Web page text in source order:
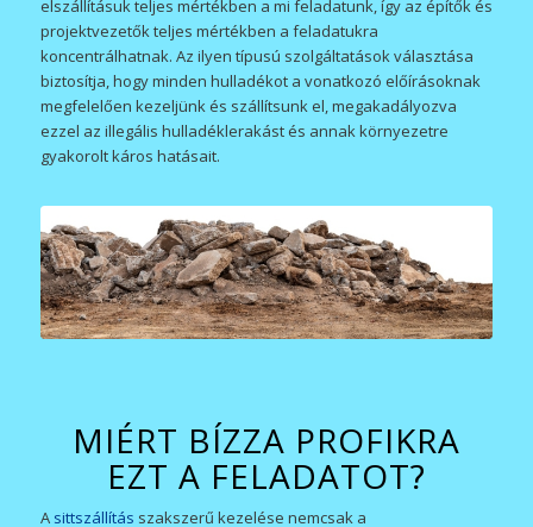
elszállításuk teljes mértékben a mi feladatunk, így az építők és
projektvezetők teljes mértékben a feladatukra
koncentrálhatnak. Az ilyen típusú szolgáltatások választása
biztosítja, hogy minden hulladékot a vonatkozó előírásoknak
megfelelően kezeljünk és szállítsunk el, megakadályozva
ezzel az illegális hulladéklerakást és annak környezetre
gyakorolt káros hatásait.
MIÉRT BÍZZA PROFIKRA
EZT A FELADATOT?
A sittszállítás szakszerű kezelése nemcsak a